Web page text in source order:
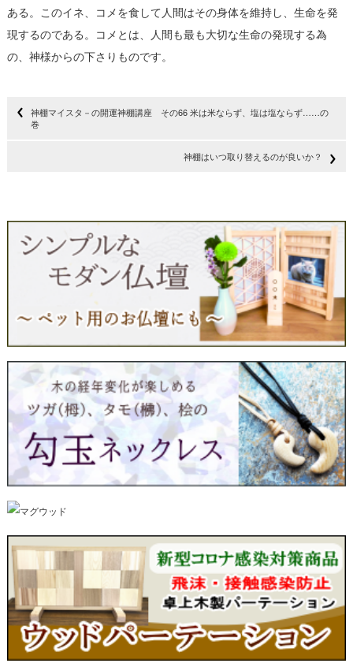
ある。このイネ、コメを食して人間はその身体を維持し、生命を発
現するのである。コメとは、人間も最も大切な生命の発現する為
の、神様からの下さりものです。
神棚マイスタ－の開運神棚講座 その66 米は米ならず、塩は塩ならず……の
巻
神棚はいつ取り替えるのが良いか？